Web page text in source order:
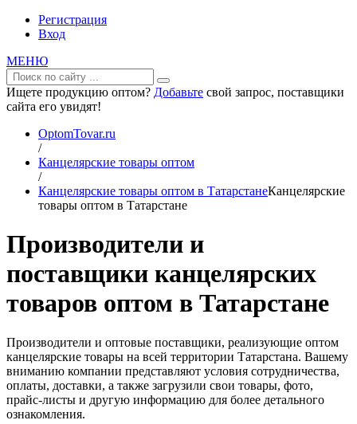
Регистрация
Вход
МЕНЮ
Ищете продукцию оптом? Добавьте свой запрос, поставщики
сайта его увидят!
OptomTovar.ru
/
Канцелярские товары оптом
/
Канцелярские товары оптом в ТатарстанеКанцелярские
товары оптом в Татарстане
Производители и
поставщики канцелярских
товаров оптом в Татарстане
Производители и оптовые поставщики, реализующие оптом
канцелярские товары на всей территории Татарстана. Вашему
вниманию компании представляют условия сотрудничества,
оплаты, доставки, а также загрузили свои товары, фото,
прайс-листы и другую информацию для более детального
ознакомления.